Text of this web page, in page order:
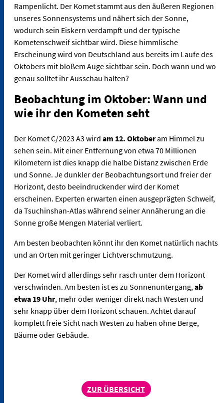
Rampenlicht. Der Komet stammt aus den äußeren Regionen
unseres Sonnensystems und nähert sich der Sonne,
wodurch sein Eiskern verdampft und der typische
Kometenschweif sichtbar wird. Diese himmlische
Erscheinung wird von Deutschland aus bereits im Laufe des
Oktobers mit bloßem Auge sichtbar sein. Doch wann und wo
genau solltet ihr Ausschau halten?
Beobachtung im Oktober: Wann und
wie ihr den Kometen seht
Der Komet C/2023 A3 wird am 12. Oktoberam Himmel zu
sehen sein. Mit einer Entfernung von etwa 70 Millionen
Kilometern ist dies knapp die halbe Distanz zwischen Erde
und Sonne. Je dunkler der Beobachtungsort und freier der
Horizont, desto beeindruckender wird der Komet
erscheinen. Experten erwarten einen ausgeprägten Schweif,
da Tsuchinshan-Atlas während seiner Annäherung an die
Sonne große Mengen Material verliert.
Am besten beobachten könnt ihr den Komet natürlich nachts
und an Orten mit geringer Lichtverschmutzung.
Der Komet wird allerdings sehr rasch unter dem Horizont
verschwinden. Am besten ist es zu Sonnenuntergang,ab
etwa 19 Uhr, mehr oder weniger direkt nach Westen und
sehr knapp über dem Horizont schauen. Achtet darauf
komplett freie Sicht nach Westen zu haben ohne Berge,
Bäume oder Gebäude.
ZUR ÜBERSICHT